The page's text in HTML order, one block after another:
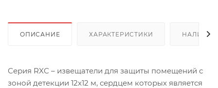
ОПИСАНИЕ ХАРАКТЕРИСТИКИ НАЛИЧИЕ
Серия RXC – извещатели для защиты помещений с
зоной детекции 12х12 м, сердцем которых является